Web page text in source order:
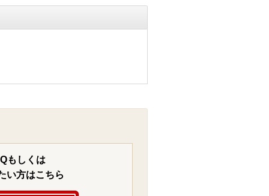
もしくは
い方はこちら